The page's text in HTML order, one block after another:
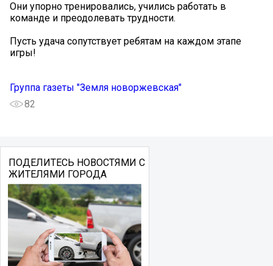
Они упорно тренировались, учились работать в
команде и преодолевать трудности.
Пусть удача сопутствует ребятам на каждом этапе
игры!
Группа газеты "Земля новоржевская"
82
ПОДЕЛИТЕСЬ НОВОСТЯМИ С
ЖИТЕЛЯМИ ГОРОДА